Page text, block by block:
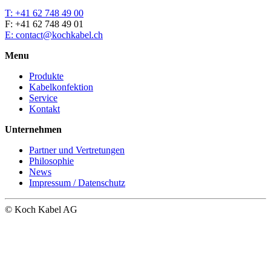
T: +41 62 748 49 00
F: +41 62 748 49 01
E: contact@kochkabel.ch
Menu
Produkte
Kabelkonfektion
Service
Kontakt
Unternehmen
Partner und Vertretungen
Philosophie
News
Impressum / Datenschutz
© Koch Kabel AG